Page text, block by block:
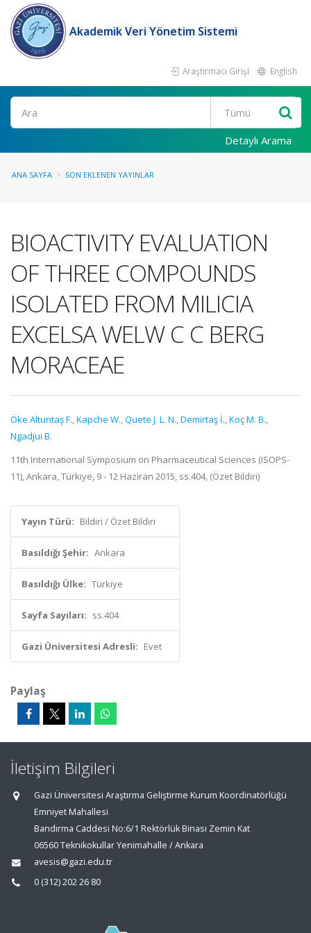
Akademik Veri Yönetim Sistemi
Araştırmacı Girişi English
Ara
Detaylı Arama
ANA SAYFA SON EKLENEN YAYINLAR
BIOACTIVITY EVALUATION
OF THREE COMPOUNDS
ISOLATED FROM MILICIA
EXCELSA WELW C C BERG
MORACEAE
Öke Altuntaş F.,Kapche W.,Quete J. L. N.,Demirtaş İ.,Koç M. B.,
Ngadjui B.
11th International Symposium on Pharmaceutical Sciences (ISOPS-
11), Ankara, Türkiye, 9 - 12 Haziran 2015, ss.404, (Özet Bildiri)
Yayın Türü: Bildiri / Özet Bildiri
Basıldığı Şehir: Ankara
Basıldığı Ülke: Türkiye
Sayfa Sayıları: ss.404
Gazi Üniversitesi Adresli: Evet
Paylaş
İletişim Bilgileri
Gazi Üniversitesi Araştırma Geliştirme Kurum Koordinatörlüğü
Emniyet Mahallesi
Bandırma Caddesi No:6/1 Rektörlük Binası Zemin Kat
06560 Teknikokullar Yenimahalle / Ankara
avesis@gazi.edu.tr
0 (312) 202 26 80